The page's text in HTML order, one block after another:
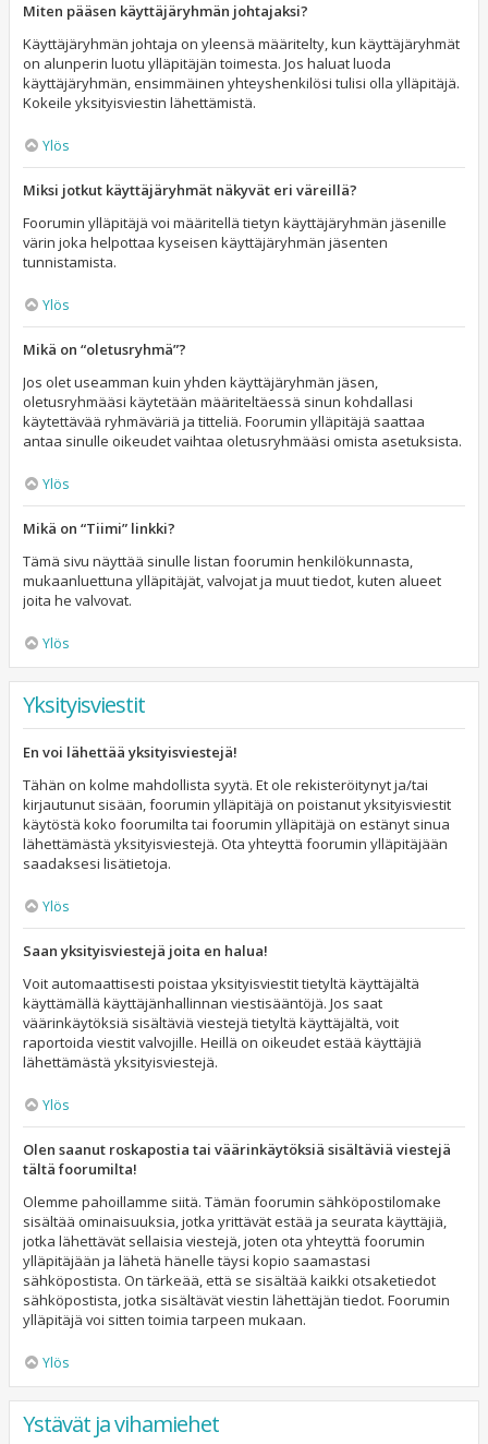
Miten pääsen käyttäjäryhmän johtajaksi?
Käyttäjäryhmän johtaja on yleensä määritelty, kun käyttäjäryhmät
on alunperin luotu ylläpitäjän toimesta. Jos haluat luoda
käyttäjäryhmän, ensimmäinen yhteyshenkilösi tulisi olla ylläpitäjä.
Kokeile yksityisviestin lähettämistä.
Ylös
Miksi jotkut käyttäjäryhmät näkyvät eri väreillä?
Foorumin ylläpitäjä voi määritellä tietyn käyttäjäryhmän jäsenille
värin joka helpottaa kyseisen käyttäjäryhmän jäsenten
tunnistamista.
Ylös
Mikä on “oletusryhmä”?
Jos olet useamman kuin yhden käyttäjäryhmän jäsen,
oletusryhmääsi käytetään määriteltäessä sinun kohdallasi
käytettävää ryhmäväriä ja titteliä. Foorumin ylläpitäjä saattaa
antaa sinulle oikeudet vaihtaa oletusryhmääsi omista asetuksista.
Ylös
Mikä on “Tiimi” linkki?
Tämä sivu näyttää sinulle listan foorumin henkilökunnasta,
mukaanluettuna ylläpitäjät, valvojat ja muut tiedot, kuten alueet
joita he valvovat.
Ylös
Yksityisviestit
En voi lähettää yksityisviestejä!
Tähän on kolme mahdollista syytä. Et ole rekisteröitynyt ja/tai
kirjautunut sisään, foorumin ylläpitäjä on poistanut yksityisviestit
käytöstä koko foorumilta tai foorumin ylläpitäjä on estänyt sinua
lähettämästä yksityisviestejä. Ota yhteyttä foorumin ylläpitäjään
saadaksesi lisätietoja.
Ylös
Saan yksityisviestejä joita en halua!
Voit automaattisesti poistaa yksityisviestit tietyltä käyttäjältä
käyttämällä käyttäjänhallinnan viestisääntöjä. Jos saat
väärinkäytöksiä sisältäviä viestejä tietyltä käyttäjältä, voit
raportoida viestit valvojille. Heillä on oikeudet estää käyttäjiä
lähettämästä yksityisviestejä.
Ylös
Olen saanut roskapostia tai väärinkäytöksiä sisältäviä viestejä
tältä foorumilta!
Olemme pahoillamme siitä. Tämän foorumin sähköpostilomake
sisältää ominaisuuksia, jotka yrittävät estää ja seurata käyttäjiä,
jotka lähettävät sellaisia viestejä, joten ota yhteyttä foorumin
ylläpitäjään ja lähetä hänelle täysi kopio saamastasi
sähköpostista. On tärkeää, että se sisältää kaikki otsaketiedot
sähköpostista, jotka sisältävät viestin lähettäjän tiedot. Foorumin
ylläpitäjä voi sitten toimia tarpeen mukaan.
Ylös
Ystävät ja vihamiehet